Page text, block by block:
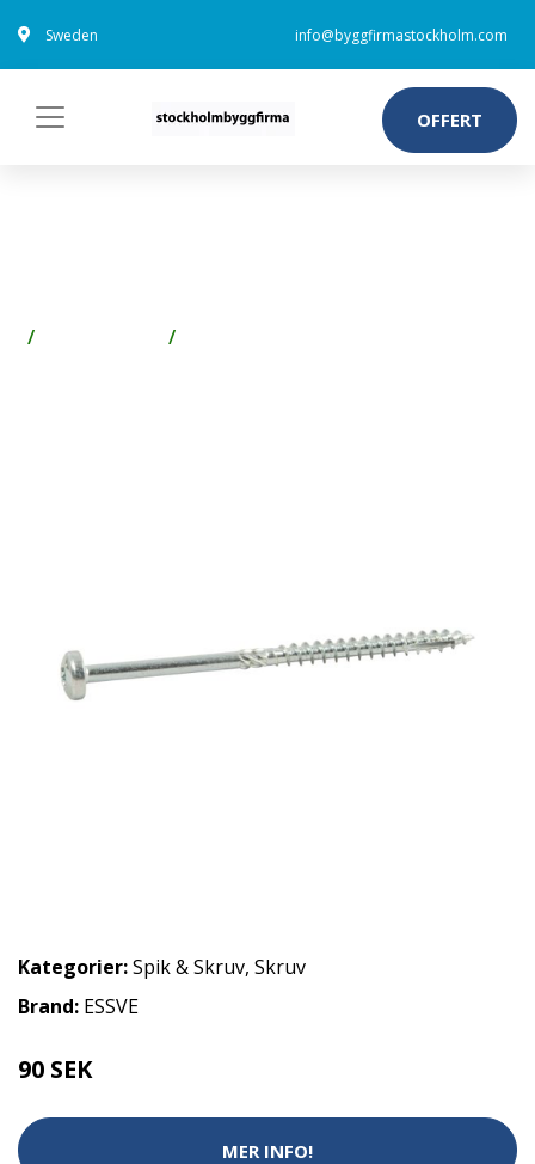
Sweden info@byggfirmastockholm.com
OFFERT
Kategorier:Spik & Skruv, Skruv
Brand: ESSVE
90 SEK
MER INFO!